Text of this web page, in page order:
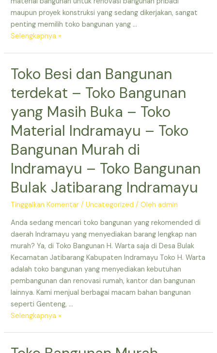
Besi
dan
Bangunan
Jatibarang
maupun proyek konstruksi yang sedang dikerjakan, sangat
penting memilih toko bangunan yang …
Toko
di
–
Bangunan
yang
Buka
–
Toko
Bangunan
Indramayu
–
Toko
Bahan
Bangunan
Murah
Terdekat
–
Toko
Jatibarang
Selengkapnya »
Toko Besi dan Bangunan
terdekat – Toko Bangunan
yang Masih Buka – Toko
Material Indramayu – Toko
Bangunan Murah di
Indramayu – Toko Bangunan
Bulak Jatibarang Indramayu
Tinggalkan Komentar /Uncategorized / Olehadmin
Anda sedang mencari toko bangunan yang rekomended di
daerah Indramayu yang menyediakan barang lengkap nan
murah? Ya, di Toko Bangunan H. Warta saja di Desa Bulak
Kecamatan Jatibarang Kabupaten Indramayu Toko H. Warta
adalah toko bangunan yang menyediakan kebutuhan
pembangunan dan renovasi rumah, kantor dan bangunan
lainnya. Kami menjual berbagai macam bahan bangunan
seperti Genteng, …
Toko
Bangunan
Selengkapnya »